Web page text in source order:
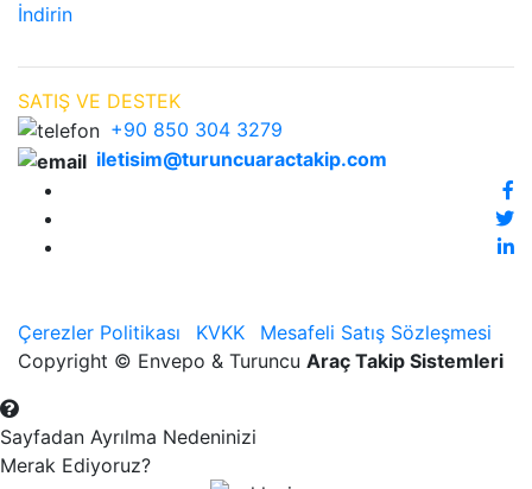
İndirin
SATIŞ VE DESTEK
+90 850 304 3279
iletisim@turuncuaractakip.com
Çerezler Politikası KVKK
Mesafeli Satış Sözleşmesi
Copyright © Envepo & Turuncu Araç Takip Sistemleri
Sayfadan Ayrılma Nedeninizi
Merak Ediyoruz?